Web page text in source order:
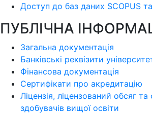
Доступ до баз даних SCOPUS
ПУБЛІЧНА
Загальна документація
Банківські реквізити
Фінансова документація
Сертифікати про акредитацію
Ліцензія, ліцензований обсяг та
здобувачів вищої освіти